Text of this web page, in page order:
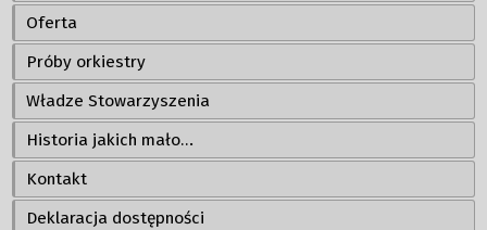
Oferta
Próby orkiestry
Władze Stowarzyszenia
Historia jakich mało…
Kontakt
Deklaracja dostępności